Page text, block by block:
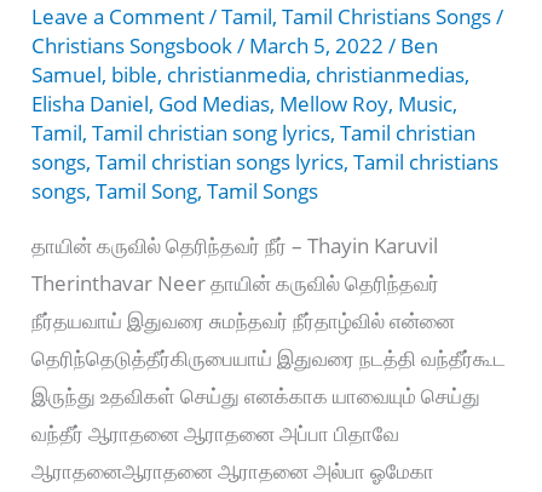
Leave a Comment/Tamil,Tamil Christians Songs/
Christians Songsbook/ March 5, 2022/ Ben
Samuel, bible, christianmedia, christianmedias,
Elisha Daniel, God Medias, Mellow Roy, Music,
Tamil,Tamil christian song lyrics,Tamil christian
songs,Tamil christian songs lyrics,Tamil christians
songs,Tamil Song,Tamil Songs
தாயின் கருவில் தெரிந்தவர் நீர் – Thayin Karuvil
Therinthavar Neer தாயின் கருவில் தெரிந்தவர்
நீர்தயவாய் இதுவரை சுமந்தவர் நீர்தாழ்வில் என்னை
தெரிந்தெடுத்தீர்கிருபையாய் இதுவரை நடத்தி வந்தீர்கூட
இருந்து உதவிகள் செய்து எனக்காக யாவையும் செய்து
வந்தீர் ஆராதனை ஆராதனை அப்பா பிதாவே
ஆராதனைஆராதனை ஆராதனை அல்பா ஓமேகா